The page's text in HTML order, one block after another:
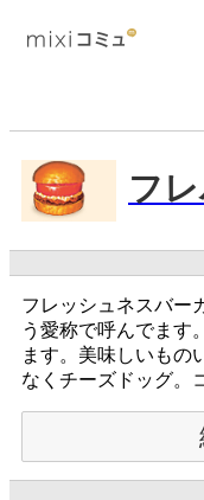
フ
フレッシュネスバー
う愛称で呼んでます
ます。美味しいもの
なくチーズドッグ。